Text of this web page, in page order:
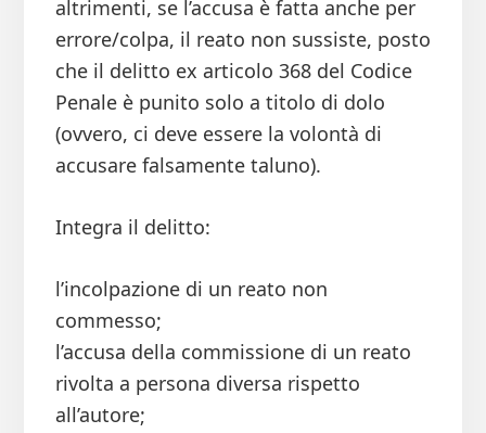
altrimenti, se l’accusa è fatta anche per
errore/colpa, il reato non sussiste, posto
che il delitto ex articolo 368 del Codice
Penale è punito solo a titolo di dolo
(ovvero, ci deve essere la volontà di
accusare falsamente taluno).
Integra il delitto:
l’incolpazione di un reato non
commesso;
l’accusa della commissione di un reato
rivolta a persona diversa rispetto
all’autore;